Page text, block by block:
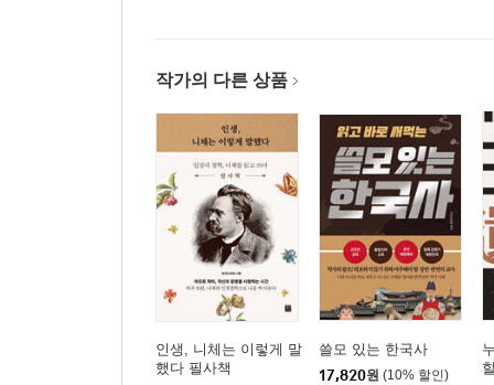
작가의 다른 상품
인생, 니체는 이렇게 말
했다 필사책
쓸모 있는 한국사
17,820원 (10% 할인)